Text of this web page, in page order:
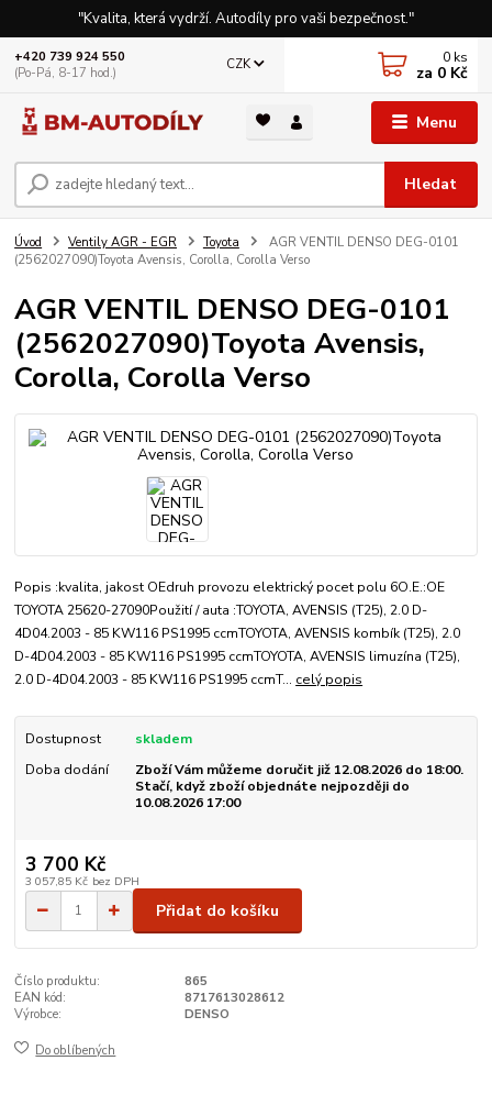
"Kvalita, která vydrží. Autodíly pro vaši bezpečnost."
Menu
CZK
Hledat
+420 739 924 550
(Po-Pá, 8-17 hod.)
0 ks
za 0 Kč
Úvod Ventily AGR - EGR Toyota
AGR VENTIL DENSO DEG-0101
(2562027090)Toyota Avensis, Corolla, Corolla Verso
AGR VENTIL DENSO DEG-0101
(2562027090)Toyota Avensis,
Corolla, Corolla Verso
Popis :kvalita, jakost OEdruh provozu elektrický pocet polu 6O.E.:OE
TOYOTA 25620-27090Použití / auta :TOYOTA, AVENSIS (T25), 2.0 D-
4D04.2003 - 85 KW116 PS1995 ccmTOYOTA, AVENSIS kombík (T25), 2.0
D-4D04.2003 - 85 KW116 PS1995 ccmTOYOTA, AVENSIS limuzína (T25),
2.0 D-4D04.2003 - 85 KW116 PS1995 ccmT... celý popis
Dostupnost
skladem
Doba dodání
Zboží Vám můžeme doručit již 12.08.2026 do 18:00.
Stačí, když zboží objednáte nejpozději do
10.08.2026 17:00
3 700 Kč
3 057,85 Kč bez DPH
Přidat do košíku
Číslo produktu:
865
EAN kód:
8717613028612
Výrobce:
DENSO
Do oblíbených